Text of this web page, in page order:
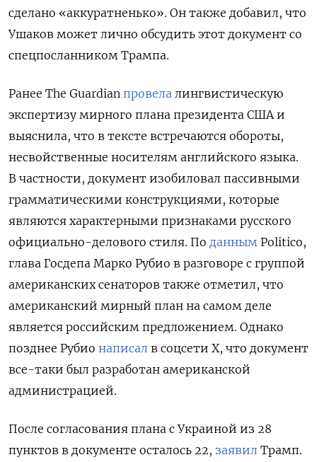
сделано «аккуратненько». Он также добавил, что
Ушаков может лично обсудить этот документ со
спецпосланником Трампа.
Ранее The Guardian провела лингвистическую
экспертизу мирного плана президента США и
выяснила, что в тексте встречаются обороты,
несвойственные носителям английского языка.
В частности, документ изобиловал пассивными
грамматическими конструкциями, которые
являются характерными признаками русского
официально-делового стиля. По данным Politico,
глава Госдепа Марко Рубио в разговоре с группой
американских сенаторов также отметил, что
американский мирный план на самом деле
является российским предложением. Однако
позднее Рубио написал в соцсети Х, что документ
все-таки был разработан американской
администрацией.
После согласования плана с Украиной из 28
пунктов в документе осталось 22, заявил Трамп.